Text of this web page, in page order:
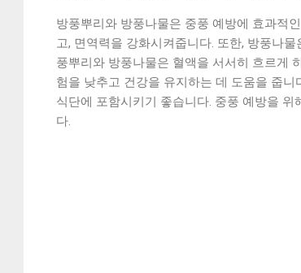
방풍뿌리와 방풍나물은 중풍 예방에 효과적
고, 면역력을 강화시켜줍니다. 또한, 방풍나
풍뿌리와 방풍나물은 혈액을 서서히 흐르게
험을 낮추고 건강을 유지하는 데 도움을 줍
식단에 포함시키기 좋습니다. 중풍 예방을
다.